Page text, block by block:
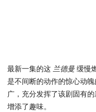
最新一集的这 兰德曼 缓慢
是不间断的动作的惊心动
广，充分发挥了该剧固有
增添了趣味。